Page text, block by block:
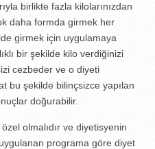
birlikte fazla kilolarınızdan
daha formda girmek her
girmek için uygulamaya
bir şekilde kilo verdiğinizi
cezbeder ve o diyeti
bu şekilde bilinçsizce yapılan
doğurabilir.
olmalıdır ve diyetisyenin
programa göre diyet